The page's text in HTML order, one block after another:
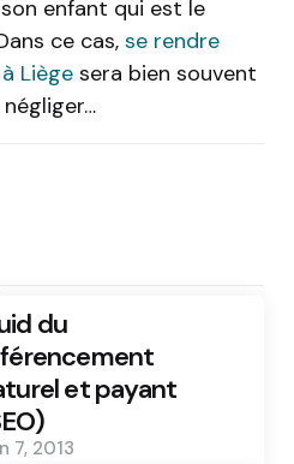
enfant qui est le
ce cas, se rendre
Liège sera bien souvent
du
et payant
7, 2013